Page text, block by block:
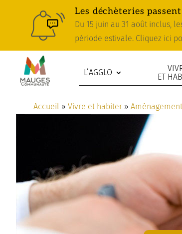
navigation
Les déchèteries
Du 15 juin au 31 août inclus,
période estivale. Cliquez ici
L’AGGLO
ET
Accueil »Vivre et habiter »